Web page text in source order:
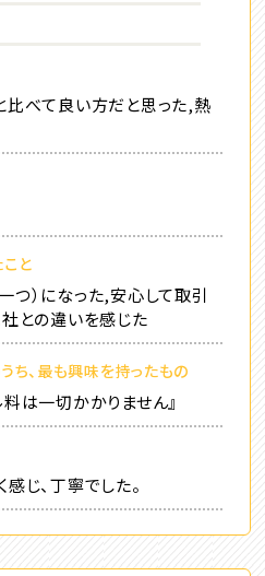
べて良い方だと思った,熱
と
つ）になった,安心して取引
との違いを感じた
ち、最も興味を持ったもの
は一切かかりません』
じ、丁寧でした。